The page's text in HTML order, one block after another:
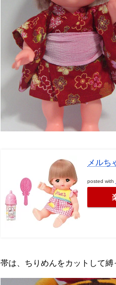
メルち
posted with
帯は、ちりめんをカットして縛